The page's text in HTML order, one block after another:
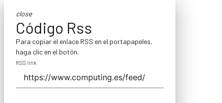
close
Código Rss
Para copiar el enlace RSS en el portapapeles,
haga clic en el botón.
RSS link